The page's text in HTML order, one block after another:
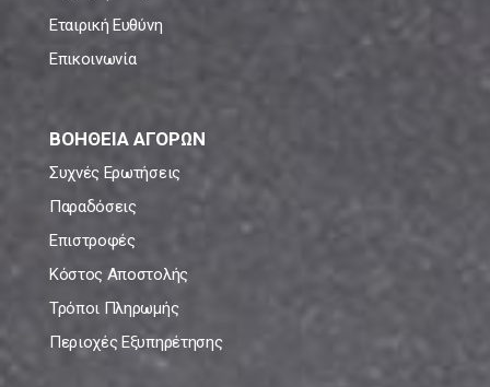
Εταιρική Ευθύνη
Επικοινωνία
ΒΟΗΘΕΙΑ ΑΓΟΡΩΝ
Συχνές Ερωτήσεις
Παραδόσεις
Επιστροφές
Κόστος Αποστολής
Τρόποι Πληρωμής
Περιοχές Εξυπηρέτησης